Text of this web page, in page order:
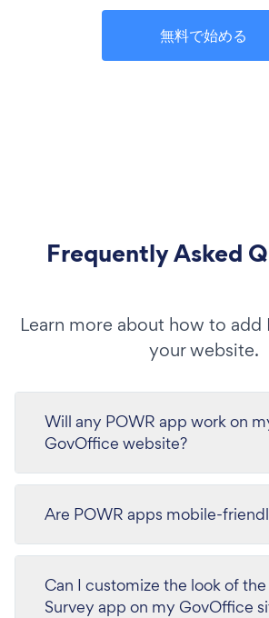
無料で始める
Frequently Asked
Learn more about how to add
your website.
Will any POWR app work on
GovOffice website?
Are POWR apps mobile-
Can I customize the look of
Survey app on my GovOffice